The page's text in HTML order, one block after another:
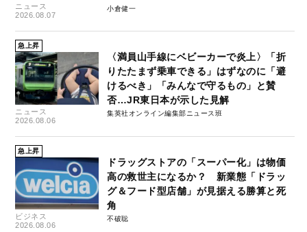
ニュース
2026.08.07
小倉健一
急上昇
ニュース
2026.08.06
〈満員山手線にベビーカーで炎上〉「折
りたたまず乗車できる」はずなのに「避
けるべき」「みんなで守るもの」と賛
否…JR東日本が示した見解
集英社オンライン編集部ニュース班
急上昇
ビジネス
2026.08.06
ドラッグストアの「スーパー化」は物価
高の救世主になるか？ 新業態「ドラッ
グ＆フード型店舗」が見据える勝算と死
角
不破聡